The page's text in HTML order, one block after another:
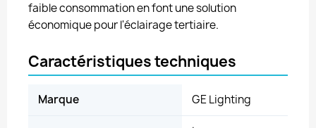
faible consommation en font une solution
économique pour l'éclairage tertiaire.
Caractéristiques techniques
Marque GE Lighting